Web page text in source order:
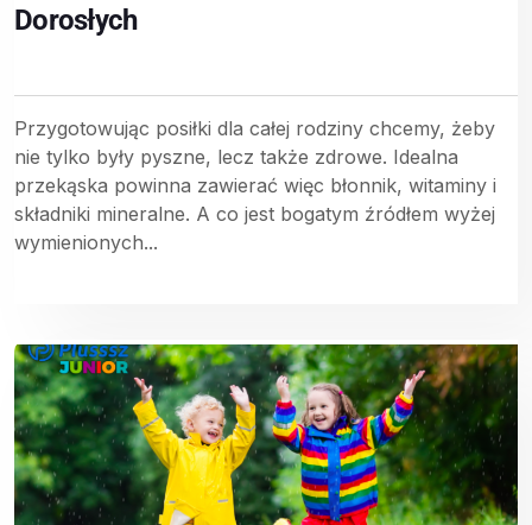
Dorosłych
Przygotowując posiłki dla całej rodziny chcemy, żeby
nie tylko były pyszne, lecz także zdrowe. Idealna
przekąska powinna zawierać więc błonnik, witaminy i
składniki mineralne. A co jest bogatym źródłem wyżej
wymienionych...